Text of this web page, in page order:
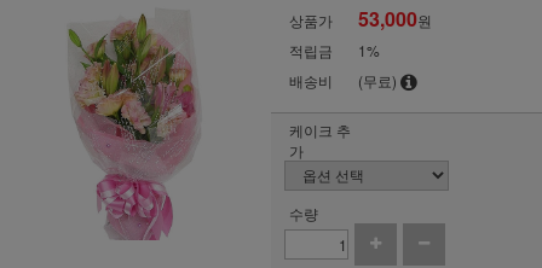
상품가 53,000원
적립금
1%
배송비
(무료)
케이크 추
가
수량